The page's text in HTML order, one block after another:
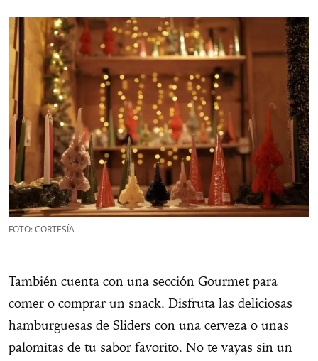
FOTO: CORTESÍA
También cuenta con una sección Gourmet para
comer o comprar un snack. Disfruta las deliciosas
hamburguesas de Sliders con una cerveza o unas
palomitas de tu sabor favorito. No te vayas sin un